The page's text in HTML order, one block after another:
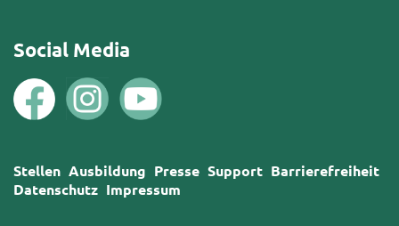
Social Media
Stellen Ausbildung Presse Support Barrierefreiheit
Datenschutz Impressum